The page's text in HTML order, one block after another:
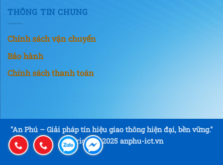
THÔNG TIN CHUNG
Chính sách vận chuyển
Bảo hành
Chính sách thanh toán
"An Phú – Giải pháp tín hiệu giao thông hiện đại, bền vững."
Copyright © 2025 anphu-ict.vn